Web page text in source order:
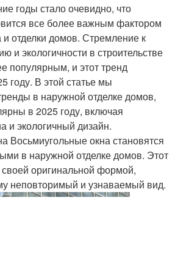
годы стало очевидно, что
все более важным фактором
отделки домов. Стремление к
и экологичности в строительстве
популярным, и этот тренд
году. В этой статье мы
в наружной отделке домов,
в 2025 году, включая
и экологичный дизайн.
Восьмиугольные окна становятся
в наружной отделке домов. Этот
своей оригинальной формой,
неповторимый и узнаваемый вид.